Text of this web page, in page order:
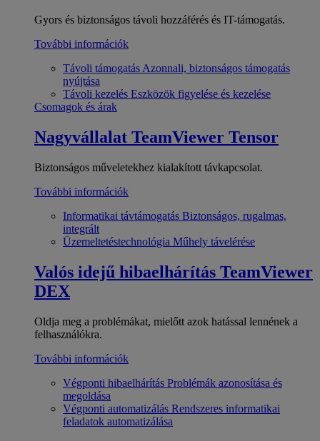
Gyors és biztonságos távoli hozzáférés és IT-támogatás.
További információk
Távoli támogatás Azonnali, biztonságos támogatás
nyújtása
Távoli kezelés Eszközök figyelése és kezelése
Csomagok és árak
Nagyvállalat TeamViewer Tensor
Biztonságos műveletekhez kialakított távkapcsolat.
További információk
Informatikai távtámogatás Biztonságos, rugalmas,
integrált
Üzemeltetéstechnológia Műhely távelérése
Valós idejű hibaelhárítás TeamViewer
DEX
Oldja meg a problémákat, mielőtt azok hatással lennének a
felhasználókra.
További információk
Végponti hibaelhárítás Problémák azonosítása és
megoldása
Végponti automatizálás Rendszeres informatikai
feladatok automatizálása